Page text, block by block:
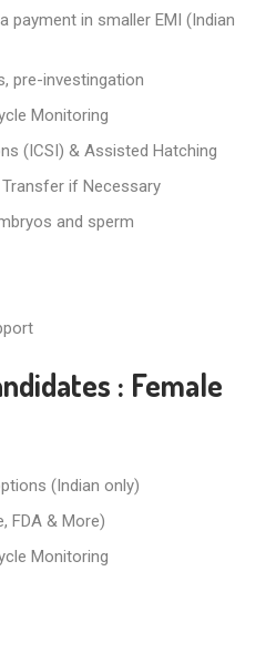
payment in smaller EMI (Indian
pre-investingation
Monitoring
(ICSI) & Assisted Hatching
if Necessary
and sperm
: Female
(Indian only)
FDA & More)
Monitoring